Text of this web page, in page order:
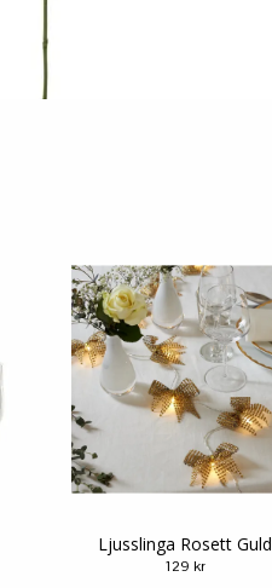
Ljusslinga Rosett Guld
129 kr